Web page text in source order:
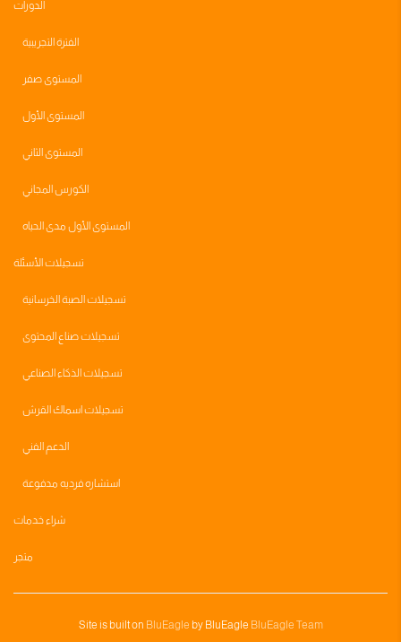
الدورات
الفترة التجريبية
المستوى صفر
المستوى الأول
المستوى الثاني
الكورس المجاني
المستوى الأول مدى الحياه
تسجيلات الأسئلة
تسجيلات الصبة الخرسانية
تسجيلات صناع المحتوى
تسجيلات الذكاء الصناعي
تسجيلات اسماك القرش
الدعم الفني
استشاره فرديه مدفوعة
شراء خدمات
متجر
Site is built on BluEagle by BluEagle BluEagle Team